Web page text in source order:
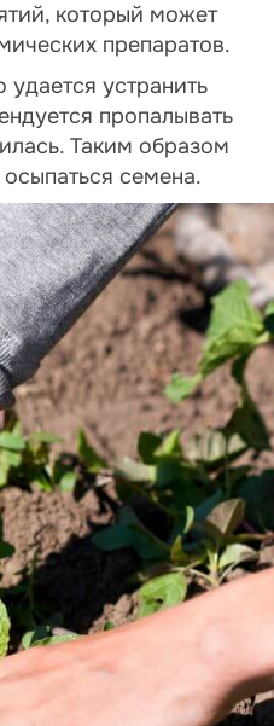
который может
препаратов.
устранить
пропалывать
Таким образом
семена.